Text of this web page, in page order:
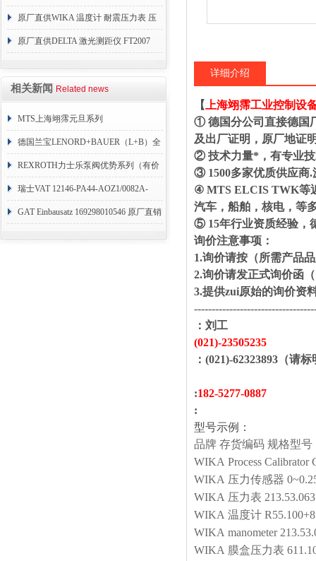
原厂直供WIKA 温度计 耐震压力表 压
力开关 变送器
原厂直供DELTA 激光测距仪 FT2007
相关新闻 Related news
MTS上海翊霈元旦系列
RHM3050MR081A01
德国兰宝LENORD+BAUER（L+B）全
系列编码器
REXROTH力士乐泵阀优势系列（有价
目表）
瑞士VAT 12146-PA44-AOZ1/0082A-
1173938
GAT Einbausatz 169298010546 原厂直销
详细介绍
【
上海翊霈工业控制设
① 德国分公司直接德国
及出厂证明，原厂地证
② 技术力量*，有专业技
③ 1500多家优质供应商.
④ MTS ELCIS TWK等
汽车，船舶，核电，等
⑤ 15年行业资质经验，
询价注意事项：
1.询价请按（所需产
2.询价请发正式询价
3.提供zui原始的询价资
： 刘工
(021)-23505235
：(021)-62323893（请
:182-5277-0887
:
型号示例：
品牌 存货编码 规格型号
WIKA Process Calibrator
WIKA 压力传感器
WIKA 压力表
WIKA 温度计
WIKA manometer
WIKA 膜盒压力表